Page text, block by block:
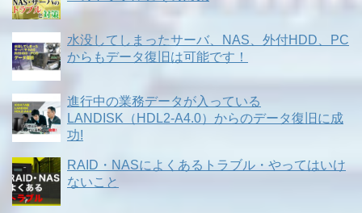
水没してしまったサーバ、NAS、外付HDD、PC
からもデータ復旧は可能です！
進行中の業務データが入っている
LANDISK（HDL2-A4.0）からのデータ復旧に成
功!
RAID・NASによくあるトラブル・やってはいけ
ないこと